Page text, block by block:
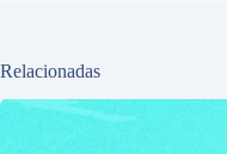
Relacionadas